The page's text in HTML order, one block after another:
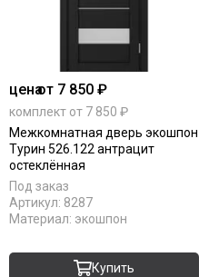
ценаот 7 850 ₽
комплект от 7 850 ₽
Межкомнатная дверь экошпон
Турин 526.122 антрацит
остеклённая
Под заказ
Артикул: 8287
Материал: экошпон
Купить